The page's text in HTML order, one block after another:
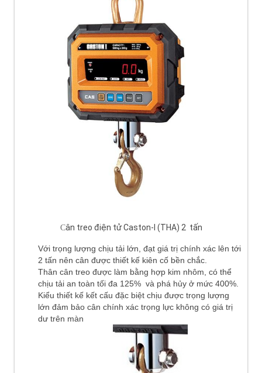
Cân treo điện tử Caston-I (THA) 2 tấn
Với trọng lượng chịu tải lớn, đạt giá trị chính xác lên tới
2 tấn nên cân được thiết kế kiên cố bền chắc.
Thân cân treo được làm bằng hợp kim nhôm, có thể
chịu tải an toàn tối đa 125% và phá hủy ở mức 400%.
Kiểu thiết kế kết cấu đặc biệt chịu được trọng lượng
lớn đảm bảo cân chính xác trọng lực không có giá trị
dư trên màn